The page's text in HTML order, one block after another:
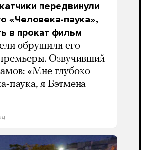
передвинули
«Человека-паука»,
в прокат фильм
обрушили его
Озвучивший
«Мне глубоко
паука, я Бэтмена